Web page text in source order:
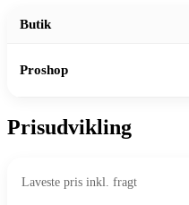
Butik
Proshop
Prisudvikling
Laveste pris inkl. fragt